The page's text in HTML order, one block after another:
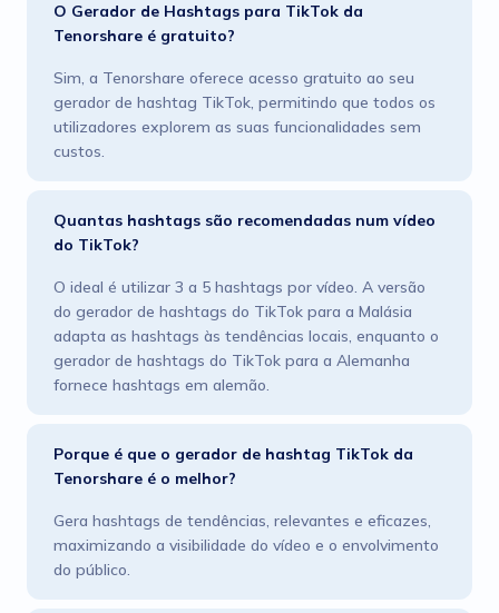
O Gerador de Hashtags para TikTok da
Tenorshare é gratuito?
Sim, a Tenorshare oferece acesso gratuito ao seu
gerador de hashtag TikTok, permitindo que todos os
utilizadores explorem as suas funcionalidades sem
custos.
Quantas hashtags são recomendadas num vídeo
do TikTok?
O ideal é utilizar 3 a 5 hashtags por vídeo. A versão
do gerador de hashtags do TikTok para a Malásia
adapta as hashtags às tendências locais, enquanto o
gerador de hashtags do TikTok para a Alemanha
fornece hashtags em alemão.
Porque é que o gerador de hashtag TikTok da
Tenorshare é o melhor?
Gera hashtags de tendências, relevantes e eficazes,
maximizando a visibilidade do vídeo e o envolvimento
do público.